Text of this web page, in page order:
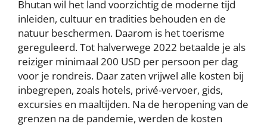
Bhutan wil het land voorzichtig de moderne tijd
inleiden, cultuur en tradities behouden en de
natuur beschermen. Daarom is het toerisme
gereguleerd. Tot halverwege 2022 betaalde je als
reiziger minimaal 200 USD per persoon per dag
voor je rondreis. Daar zaten vrijwel alle kosten bij
inbegrepen, zoals hotels, privé-vervoer, gids,
excursies en maaltijden. Na de heropening van de
grenzen na de pandemie, werden de kosten